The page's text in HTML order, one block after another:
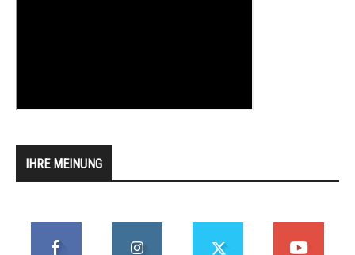
IHRE MEINUNG